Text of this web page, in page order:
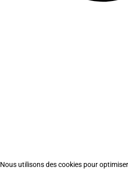
Nous utilisons des cookies pour